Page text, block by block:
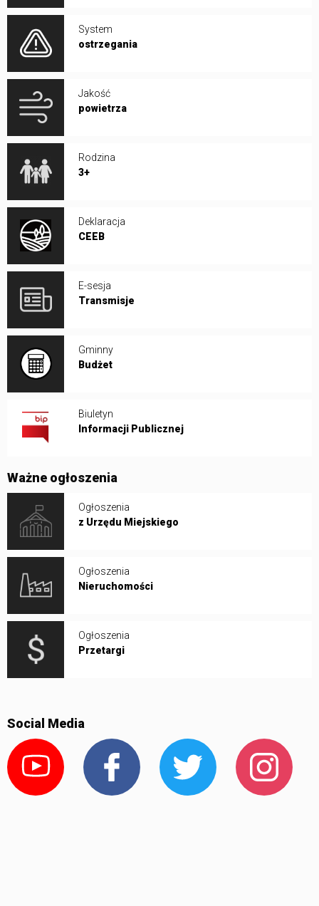
System
ostrzegania
Jakość
powietrza
Rodzina
3+
Deklaracja
CEEB
E-sesja
Transmisje
Gminny
Budżet
Biuletyn
Informacji Publicznej
Ważne ogłoszenia
Ogłoszenia
z Urzędu Miejskiego
Ogłoszenia
Nieruchomości
Ogłoszenia
Przetargi
Social Media